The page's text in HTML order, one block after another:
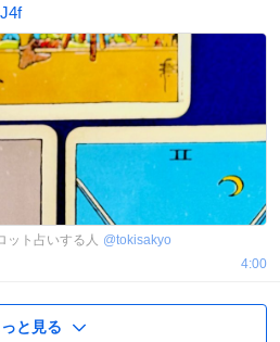
ット占いする人 @tokisakyo
4:00
と見る